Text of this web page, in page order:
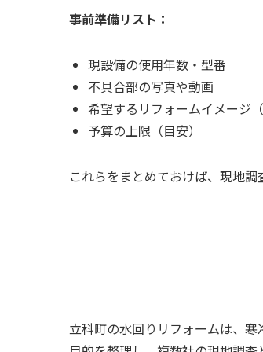
事前準備リスト：
現設備の使用年数・型番
不具合部の写真や動画
希望するリフォームイメージ
予算の上限（目安）
これらをまとめておけば、現地調
立科町の水回りリフォームは、寒